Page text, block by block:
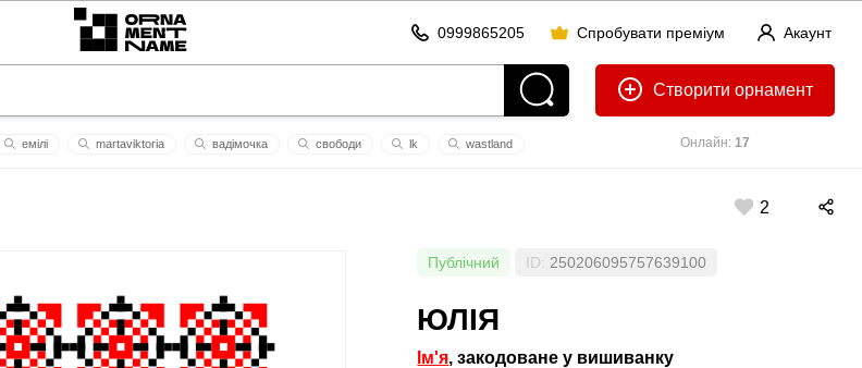
Акаунт
0999865205 Спробувати преміум
Створити
Онлайн: 17
емілі martaviktoria вадімочка свободи lk
wastland
2
Публічний ID: 250206095757639100
ЮЛІЯ
Ім'я, закодоване у вишиванку